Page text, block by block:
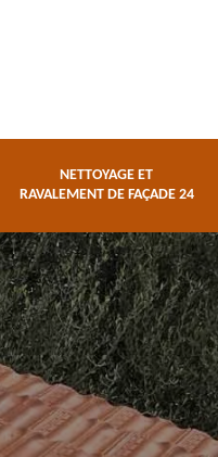
NETTOYAGE ET
RAVALEMENT DE FAÇADE 24
Démoussage de
toiture 24